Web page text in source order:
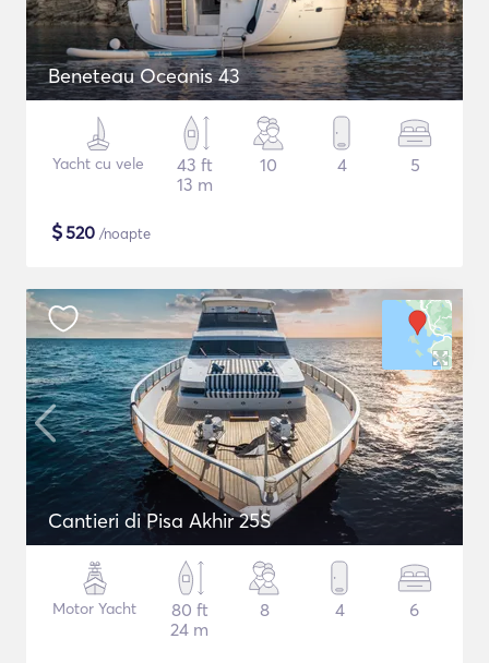
Beneteau Oceanis 43
Yacht cu vele
43 ft
13 m
10 4 5
$520 /noapte
Cantieri di Pisa Akhir 25S
Motor Yacht
80 ft
24 m
8 4 6